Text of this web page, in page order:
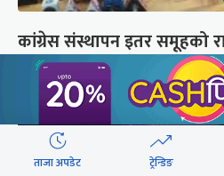
कांग्रेस संस्थापन इतर समूहको
सम्बोधन गर्ने
ताजा अपडेट ट्रेन्डिङ